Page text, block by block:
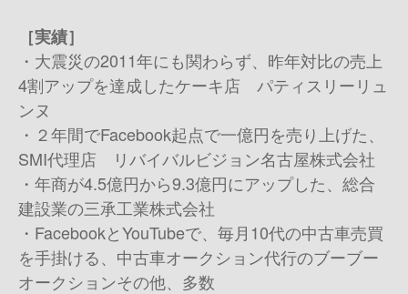
［実績］
・大震災の2011年にも関わらず、昨年対比の売上
4割アップを達成したケーキ店 パティスリーリュ
ンヌ
・２年間でFacebook起点で一億円を売り上げた、
SMI代理店 リバイバルビジョン名古屋株式会社
・年商が4.5億円から9.3億円にアップした、総合
建設業の三承工業株式会社
・FacebookとYouTubeで、毎月10代の中古車売買
を手掛ける、中古車オークション代行のブーブー
オークション その他、多数